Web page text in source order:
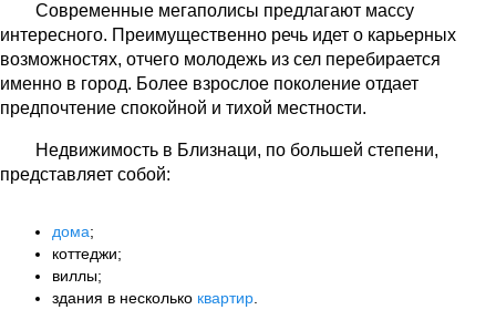
Современные мегаполисы предлагают массу
интересного. Преимущественно речь идет о карьерных
возможностях, отчего молодежь из сел перебирается
именно в город. Более взрослое поколение отдает
предпочтение спокойной и тихой местности.
Недвижимость в Близнаци, по большей степени,
представляет собой:
дома;
коттеджи;
виллы;
здания в несколько квартир